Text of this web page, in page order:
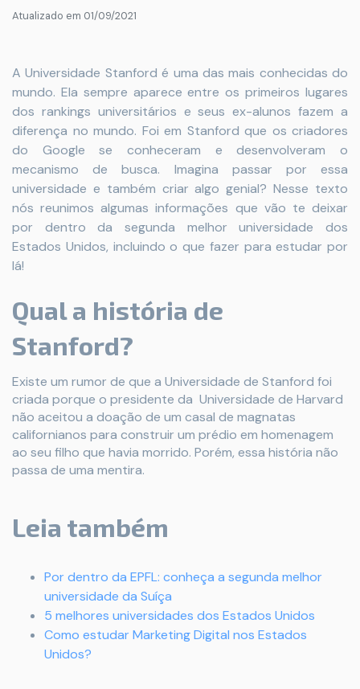
Atualizado em 01/09/2021
A Universidade Stanford é uma das mais conhecidas do
mundo. Ela sempre aparece entre os primeiros lugares
dos rankings universitários e seus ex-alunos fazem a
diferença no mundo. Foi em Stanford que os criadores
do Google se conheceram e desenvolveram o
mecanismo de busca. Imagina passar por essa
universidade e também criar algo genial? Nesse texto
nós reunimos algumas informações que vão te deixar
por dentro da segunda melhor universidade dos
Estados Unidos, incluindo o que fazer para estudar por
lá!
Qual a história de
Stanford?
Existe um rumor de que a Universidade de Stanford foi
criada porque o presidente da Universidade de Harvard
não aceitou a doação de um casal de magnatas
californianos para construir um prédio em homenagem
ao seu filho que havia morrido. Porém, essa história não
passa de uma mentira.
Leia também
Por dentro da EPFL: conheça a segunda melhor
universidade da Suíça
5 melhores universidades dos Estados Unidos
Como estudar Marketing Digital nos Estados
Unidos?